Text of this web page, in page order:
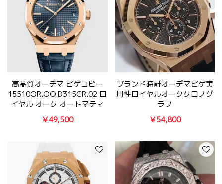
高品質オーデマ ピゲコピー
15510OR.OO.D315CR.02 ロ
イヤル オーク オートマティ
ック 100％お届け
￥49,500
ブランド時計オーデマピゲ実
用性ロイヤルオーククロノグ
ラフ
￥54,800